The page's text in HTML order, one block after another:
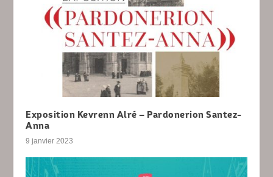
Exposition Kevrenn Alré – Pardonerion Santez-
Anna
9 janvier 2023